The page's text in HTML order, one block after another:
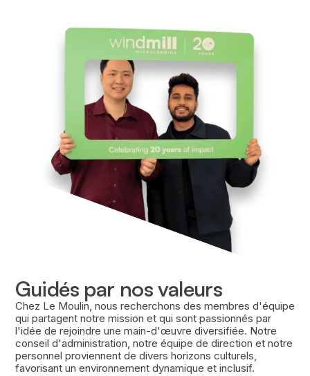
Guidés par nos valeurs
Chez Le Moulin, nous recherchons des membres d'équipe
qui partagent notre mission et qui sont passionnés par
l'idée de rejoindre une main-d'œuvre diversifiée. Notre
conseil d'administration, notre équipe de direction et notre
personnel proviennent de divers horizons culturels,
favorisant un environnement dynamique et inclusif.